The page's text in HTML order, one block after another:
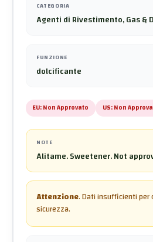
CATEGORIA
Agenti di Rivestimento, Gas &
FUNZIONE
dolcificante
EU:Non Approvato US:Non
NOTE
Alitame. Sweetener. Not
Attenzione.Dati insufficienti per
sicurezza.